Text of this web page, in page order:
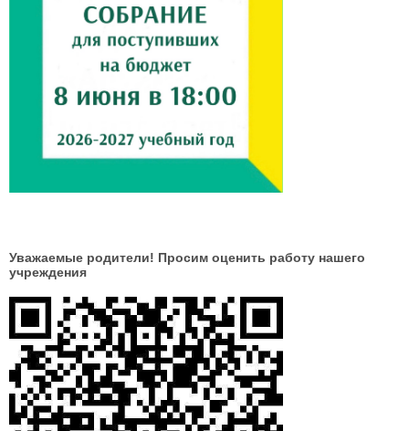
Уважаемые родители! Просим оценить работу нашего
учреждения